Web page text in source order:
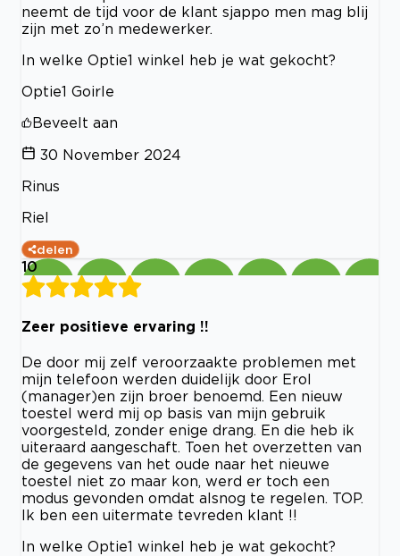
neemt de tijd voor de klant sjappo men mag blij
zijn met zo’n medewerker.
In welke Optie1 winkel heb je wat gekocht?
Optie1 Goirle
Beveelt aan
30 November 2024
Rinus
Riel
delen
10
Zeer positieve ervaring !!
De door mij zelf veroorzaakte problemen met
mijn telefoon werden duidelijk door Erol
(manager)en zijn broer benoemd. Een nieuw
toestel werd mij op basis van mijn gebruik
voorgesteld, zonder enige drang. En die heb ik
uiteraard aangeschaft. Toen het overzetten van
de gegevens van het oude naar het nieuwe
toestel niet zo maar kon, werd er toch een
modus gevonden omdat alsnog te regelen. TOP.
Ik ben een uitermate tevreden klant !!
In welke Optie1 winkel heb je wat gekocht?